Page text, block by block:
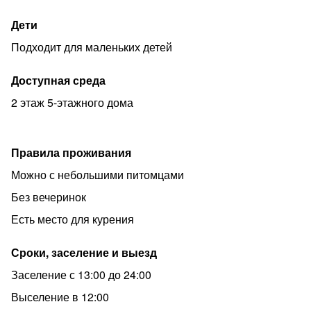
Дети
Подходит для маленьких детей
Доступная среда
2 этаж 5-этажного дома
Правила проживания
Можно с небольшими питомцами
Без вечеринок
Есть место для курения
Сроки, заселение и выезд
Заселение с 13:00 до 24:00
Выселение в 12:00